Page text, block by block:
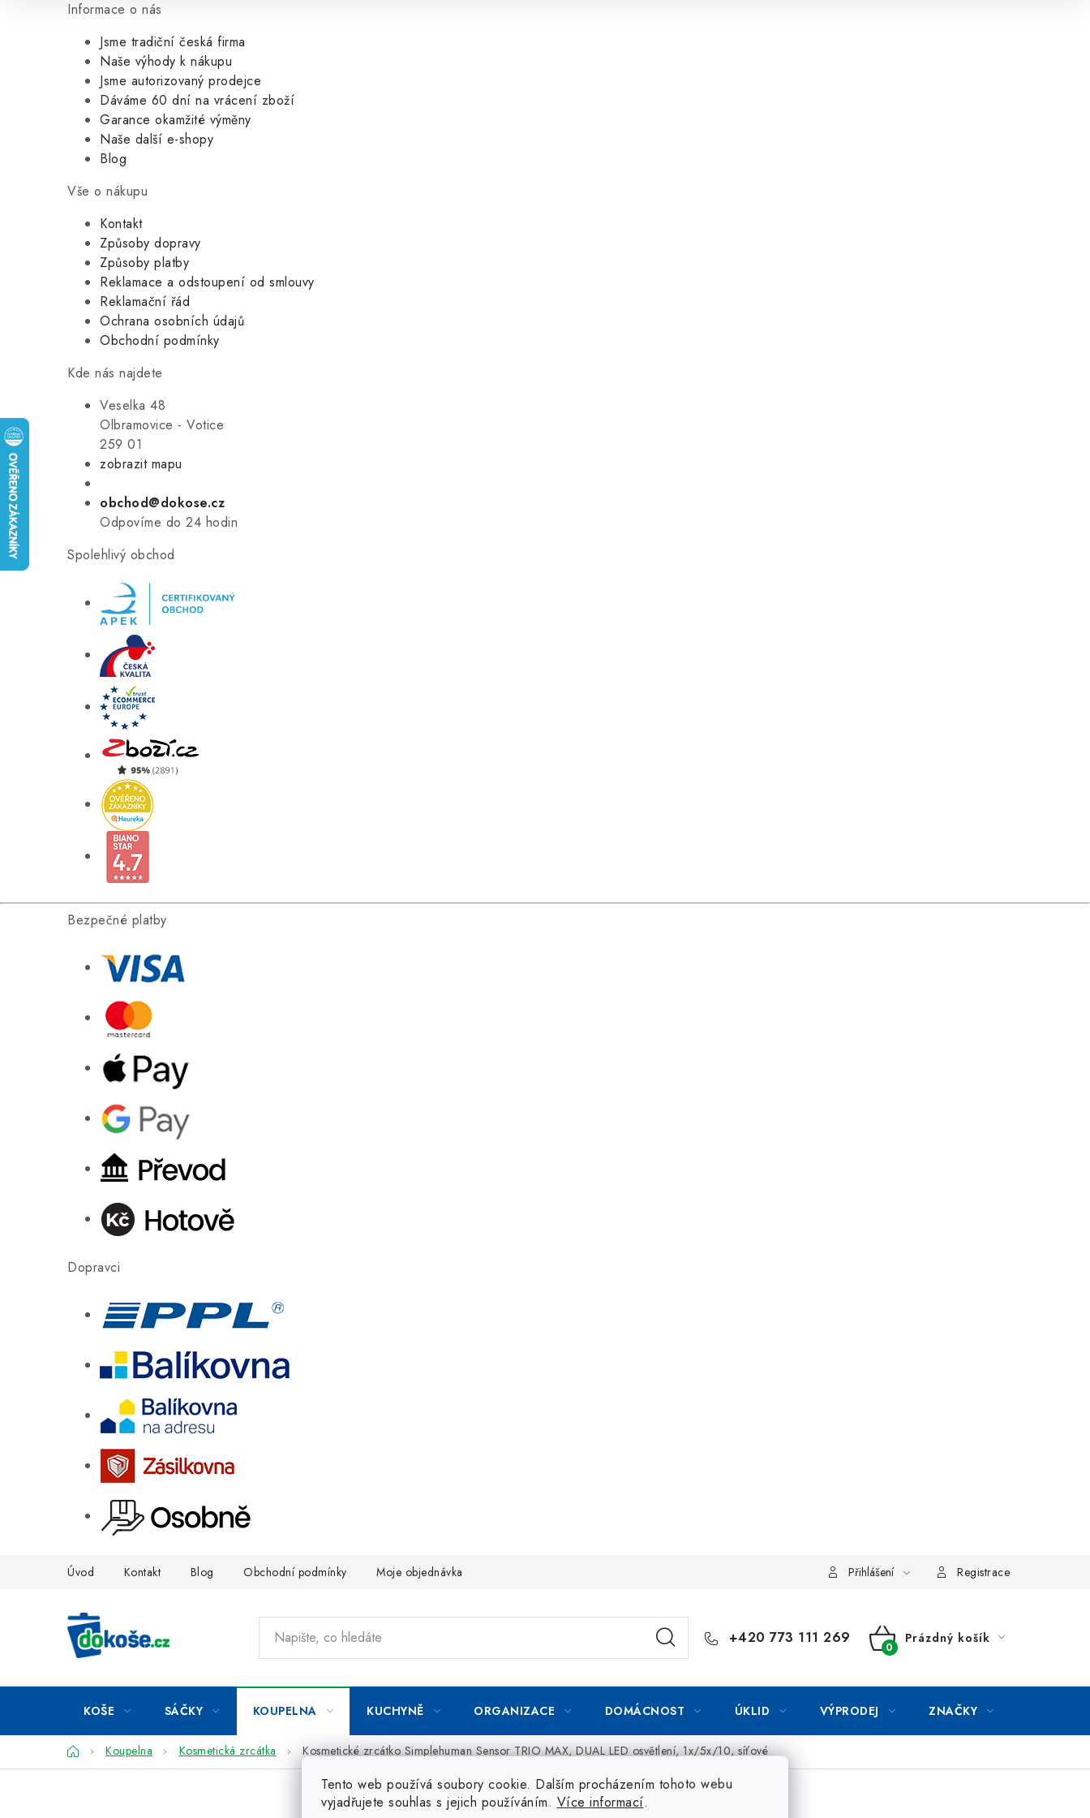
Informace o nás
Jsme tradiční česká firma
Naše výhody k nákupu
Jsme autorizovaný prodejce
Dáváme 60 dní na vrácení zboží
Garance okamžité výměny
Naše další e-shopy
Blog
Vše o nákupu
Kontakt
Způsoby dopravy
Způsoby platby
Reklamace a odstoupení od smlouvy
Reklamační řád
Ochrana osobních údajů
Obchodní podmínky
Kde nás najdete
Veselka 48
Olbramovice - Votice
259 01
zobrazit mapu
obchod@dokose.cz
Odpovíme do 24 hodin
Spolehlivý obchod
Bezpečné platby
Dopravci
Tento web používá soubory cookie. Dalším procházením tohoto webu
vyjadřujete souhlas s jejich používáním. Více informací.
Úvod Kontakt Blog Obchodní podmínky Moje objednávka Přihlášení Registrace
+420 773 111 269
NÁKUPNÍ
Prázdný košík
KOŠE SÁČKY KOUPELNA KUCHYNĚ ORGANIZACE DOMÁCNOST ÚKLID VÝPRODEJ ZNAČKY
DomůKoupelna Kosmetická zrcátka Kosmetické zrcátko Simplehuman Sensor TRIO MAX, DUAL LED osvětlení, 1x/5x/10, síťové